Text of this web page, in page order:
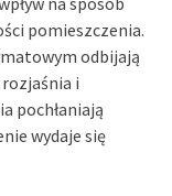
pomieszczenia.
odbijają
i
pochłaniają
wydaje się